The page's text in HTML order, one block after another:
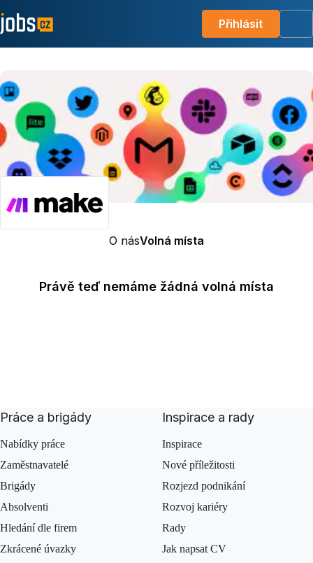
Přihlásit
O násVolná místa
Právě teď nemáme žádná volná místa
Práce a brigády
Nabídky práce
Zaměstnavatelé
Brigády
Absolventi
Hledání dle firem
Zkrácené úvazky
Inspirace a rady
Inspirace
Nové příležitosti
Rozjezd podnikání
Rozvoj kariéry
Rady
Jak napsat CV